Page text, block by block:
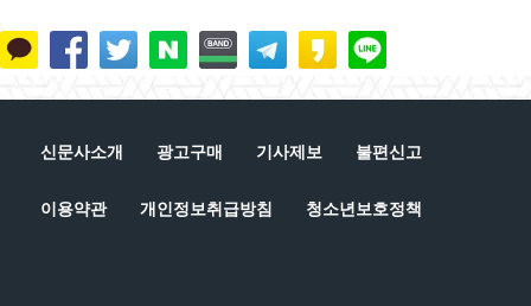
신문사소개 광고구매 기사제보 불편신고
이용약관 개인정보취급방침 청소년보호정책